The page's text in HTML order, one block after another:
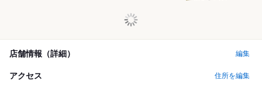
店舗情報（詳細） 編集
アクセス 住所を編集